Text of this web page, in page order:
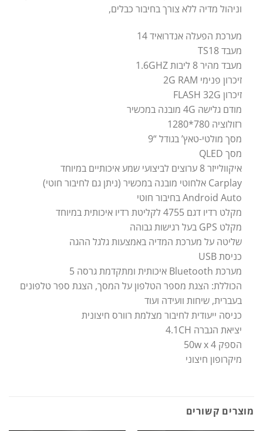
וניהול מדיה ללא צורך בחיבור כבלים,
מערכת הפעלה אנדרואיד 14
מעבד TS18
מעבד מהיר 8 ליבות 1.6GHZ
זיכרון פנימי 2G RAM
זיכרון FLASH 32G
מודם גלישה 4G מובנה במכשיר
רזולוציה 780*1280
מסך מולטי-טאץ’ בגודל “9
מסך QLED
איקוולייזר 8 ערוצים לביצועי שמע איכותיים במיוחד
Carplay אלחוטי מובנה במכשיר (ניתן גם לחיבור חוטי)
Android Auto בחיבור חוטי
מקלט רדיו דגם 4755 לקליטת רדיו איכותית במיוחד
מקלט GPS בעל רגישות גבוהה
שליטה על מערכת המדיה באמצעות גלגל ההגה
כניסת USB
מערכת Bluetooth איכותית ומתקדמת גרסה 5
הכוללת: הצגת מספר הטלפון על המסך, הצגת ספר טלפונים
בעברית, שיחות וועידה ועוד
כניסה ייעודית לחיבור מצלמת רוורס חיצונית
יציאת הגברה 4.1CH
הספק 50w x 4
מיקרופון חיצוני
מוצרים קשורים